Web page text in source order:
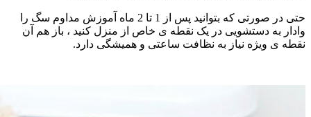
حتی در صورتی که بتوانید پس از 1 تا 2 ماه آموزش مداوم سگ را
وادار به دستشویی در یک نقطه ی خاص از منزل کنید ، باز هم آن
نقطه ی ویژه نیاز به نظافت ساعتی و همیشگی دارد.